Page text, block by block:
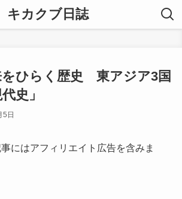
キカクブ日誌
をひらく歴史 東アジア3国
史」
5日
にはアフィリエイト広告を含みま